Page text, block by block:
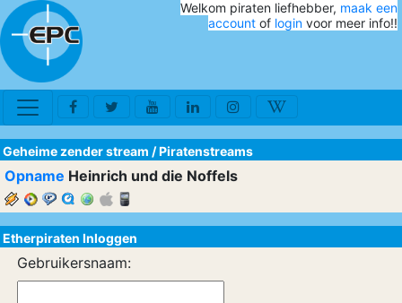
Welkom piraten liefhebber, maak een
account of login voor meer info!!
Geheime zender stream /Piratenstreams
Opname Heinrich und die Noffels
Etherpiraten Inloggen
Gebruikersnaam: